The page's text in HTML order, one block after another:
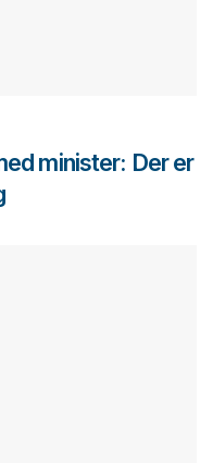
minister: Der er